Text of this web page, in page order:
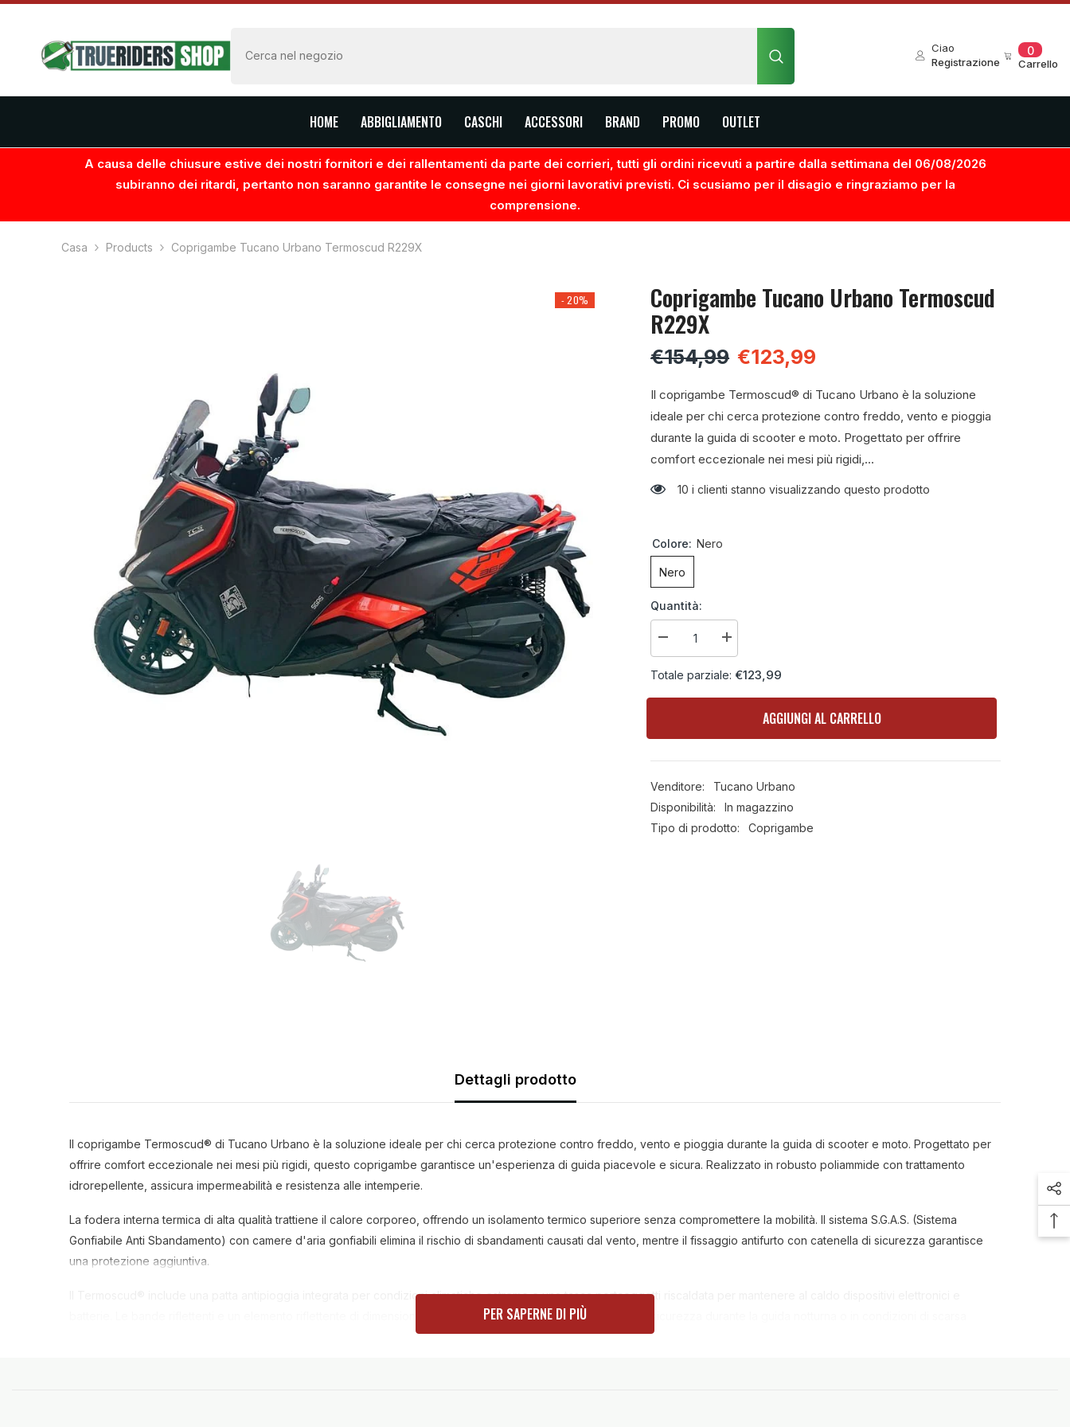
VAI AL CONTENUTO
00
Carrello
Ciao
Registrazione
HOME ABBIGLIAMENTO CASCHI ACCESSORI BRAND PROMO OUTLET
A causa delle chiusure estive dei nostri fornitori e dei rallentamenti da parte dei corrieri, tutti gli ordini ricevuti a partire dalla settimana del 06/08/2026
subiranno dei ritardi, pertanto non saranno garantite le consegne nei giorni lavorativi previsti. Ci scusiamo per il disagio e ringraziamo per la
comprensione.
Casa Products Coprigambe Tucano Urbano Termoscud R229X
- 20%
Coprigambe Tucano Urbano Termoscud
R229X
€154,99 €123,99
Il coprigambe Termoscud® di Tucano Urbano è la soluzione
ideale per chi cerca protezione contro freddo, vento e pioggia
durante la guida di scooter e moto. Progettato per offrire
comfort eccezionale nei mesi più rigidi,...
10 i clienti stanno visualizzando questo prodotto
Colore: Nero
Nero
Quantità:
Diminuire
la
per
R229X
Aumenta
la
per
Termoscud
R229X
Totale parziale:€123,99
AGGIUNGI AL CARRELLO
Venditore:
Tucano Urbano
Disponibilità:
In magazzino
Tipo di prodotto:
Coprigambe
Dettagli prodotto
Il coprigambe Termoscud® di Tucano Urbano è la soluzione ideale per chi cerca protezione contro freddo, vento e pioggia durante la guida di scooter e moto. Progettato per
offrire comfort eccezionale nei mesi più rigidi, questo coprigambe garantisce un'esperienza di guida piacevole e sicura. Realizzato in robusto poliammide con trattamento
idrorepellente, assicura impermeabilità e resistenza alle intemperie.
La fodera interna termica di alta qualità trattiene il calore corporeo, offrendo un isolamento termico superiore senza compromettere la mobilità. Il sistema S.G.A.S. (Sistema
Gonfiabile Anti Sbandamento) con camere d'aria gonfiabili elimina il rischio di sbandamenti causati dal vento, mentre il fissaggio antifurto con catenella di sicurezza garantisce
una protezione aggiuntiva.
Il Termoscud® include una patta antipioggia integrata per condizioni climatiche estreme e una tasca portaoggetti riscaldata per mantenere al caldo dispositivi elettronici e
batterie. Le bande riflettenti e un elemento riflettente di dimensioni maggiori sul retro migliorano la visibilità e la sicurezza durante la guida notturna o in condizioni di scarsa
PER SAPERNE DI PIÙ